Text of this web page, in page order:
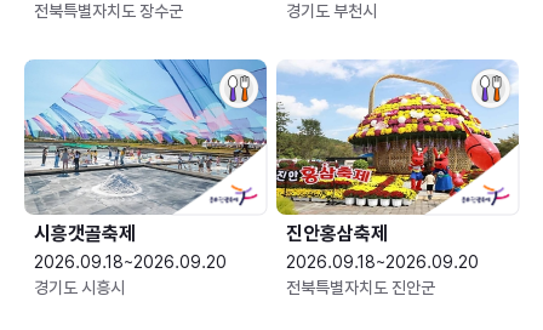
전북특별자치도 장수군
경기도 부천시
시흥갯골축제
2026.09.18~2026.09.20
경기도 시흥시
진안홍삼축제
2026.09.18~2026.09.20
전북특별자치도 진안군